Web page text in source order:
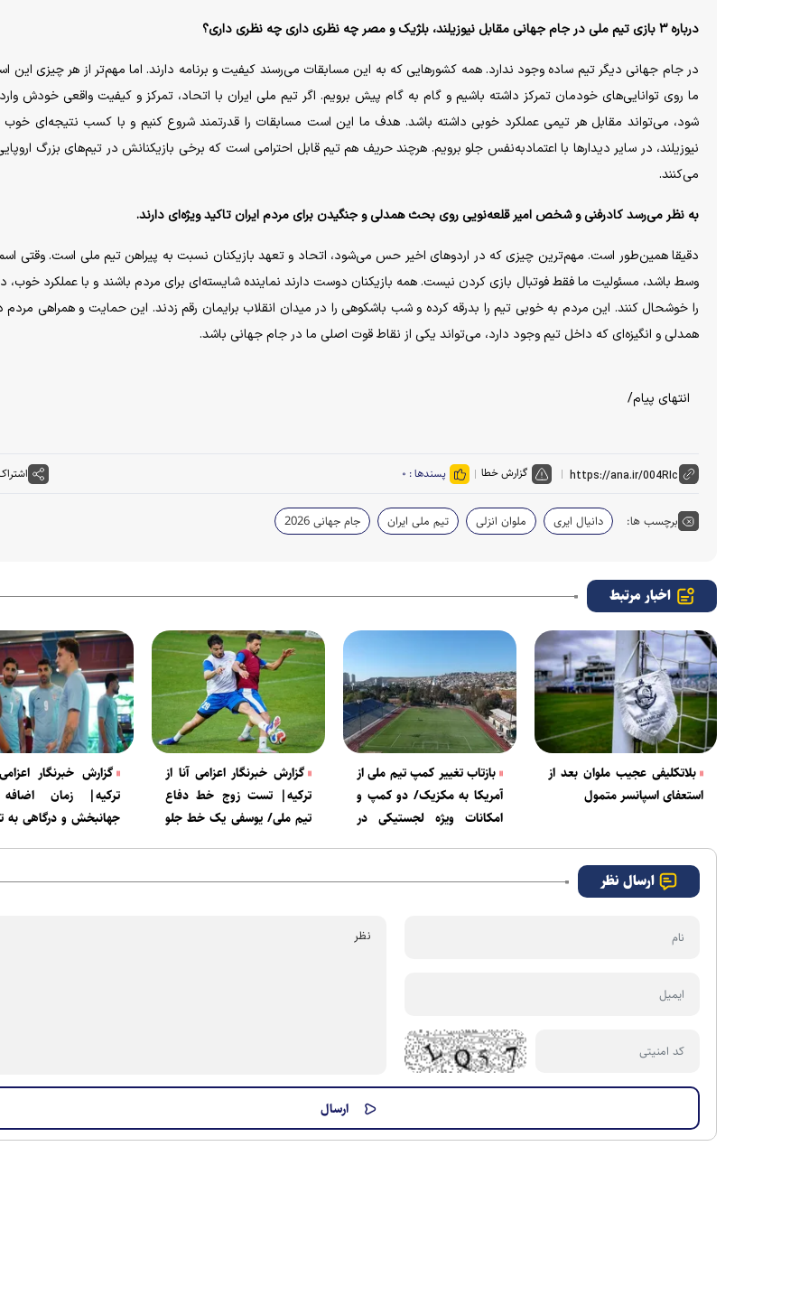
درباره ۳ بازی تیم ملی در جام جهانی مقابل نیوزیلند، بلژیک و مصر چه نظری داری چه نظری داری؟
در جام جهانی دیگر تیم ساده وجود ندارد. همه کشور‌هایی که به این مسابقات می‌رسند کیفیت و برنامه دارند. اما مهم‌تر از هر چیزی این
ما روی توانایی‌های خودمان تمرکز داشته باشیم و گام به گام پیش برویم. اگر تیم ملی ایران با اتحاد، تمرکز و کیفیت واقعی خودش
شود، می‌تواند مقابل هر تیمی عملکرد خوبی داشته باشد. هدف ما این است مسابقات را قدرتمند شروع کنیم و با کسب نتیجه‌ای خوب
نیوزیلند، در سایر دیدار‌ها با اعتمادبه‌نفس جلو برویم. هرچند حریف هم تیم قابل احترامی است که برخی بازیکنانش در تیم‌های بزرگ
می‌کنند.
به نظر می‌رسد کادرفنی و شخص امیر قلعه‌نویی روی بحث همدلی و جنگیدن برای مردم ایران تاکید ویژه‌ای دارند.
دقیقا همین‌طور است. مهم‌ترین چیزی که در اردو‌های اخیر حس می‌شود، اتحاد و تعهد بازیکنان نسبت به پیراهن تیم ملی است. وقتی اسم
وسط باشد، مسئولیت ما فقط فوتبال بازی کردن نیست. همه بازیکنان دوست دارند نماینده شایسته‌ای برای مردم باشند و با عملکرد خوب،
را خوشحال کنند. این مردم به خوبی تیم را بدرقه کرده و شب باشکوهی را در میدان انقلاب برایمان رقم زدند. این حمایت و همراهی مردم
همدلی و انگیزه‌ای که داخل تیم وجود دارد، می‌تواند یکی از نقاط قوت اصلی ما در جام جهانی باشد.
انتهای پیام/
گزارش خطا پسندها : ۰
برچسب ها: دانیال ایری ملوان انزلی تیم ملی ایران جام جهانی 2026
اخبار مرتبط
بلاتکلیفی عجیب ملوان بعد از
استعفای اسپانسر متمول
بازتاب تغییر کمپ تیم ملی از
آمریکا به مکزیک/ دو کمپ و
امکانات ویژه لجستیکی در
گزارش خبرنگار اعزامی آنا از
ترکیه| تست زوج خط دفاع
تیم ملی/ یوسفی یک خط جلو
گزارش خبرنگار
ترکیه| زمان
جهانبخش و درگاهی به
ارسال نظر